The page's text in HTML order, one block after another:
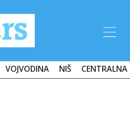
VOJVODINA NIŠ CENTRALNA